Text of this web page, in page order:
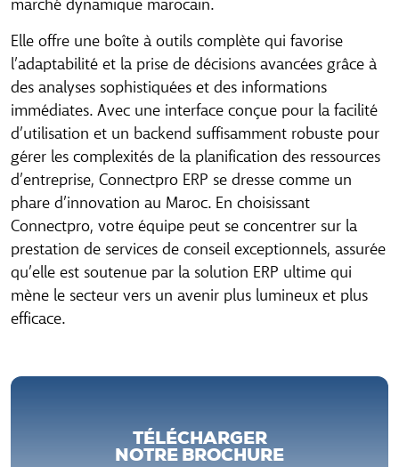
marché dynamique marocain.
Elle offre une boîte à outils complète qui favorise
l’adaptabilité et la prise de décisions avancées grâce à
des analyses sophistiquées et des informations
immédiates. Avec une interface conçue pour la facilité
d’utilisation et un backend suffisamment robuste pour
gérer les complexités de la planification des ressources
d’entreprise, Connectpro ERP se dresse comme un
phare d’innovation au Maroc. En choisissant
Connectpro, votre équipe peut se concentrer sur la
prestation de services de conseil exceptionnels, assurée
qu’elle est soutenue par la solution ERP ultime qui
mène le secteur vers un avenir plus lumineux et plus
efficace.
réception
Entrez votre adresse email pour recevoir votre brochure PDF
exclusive avec des informations détaillées sur nos produits et
services. Découvrez tout ce que vous devez savoir pour
prendre une décision éclairée – et restez à la pointe avec les
dernières offres et insights de notre équipe.
Je souhaite recevoir les nouveautés de
Envoyer
TÉLÉCHARGER
NOTRE BROCHURE